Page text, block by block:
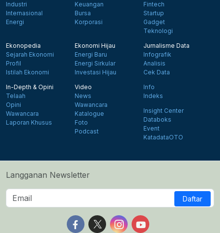
Industri
Internasional
Energi
Keuangan
Bursa
Korporasi
Fintech
Startup
Gadget
Teknologi
Ekonopedia
Sejarah Ekonomi
Profil
Istilah Ekonomi
Ekonomi Hijau
Energi Baru
Energi Sirkular
Investasi Hijau
Jurnalisme Data
Infografik
Analisis
Cek Data
In-Depth & Opini
Telaah
Opini
Wawancara
Laporan Khusus
Video
News
Wawancara
Katalogue
Foto
Podcast
Info
Indeks
Insight Center
Databoks
Event
KatadataOTO
Langganan Newsletter
Daftar
Follow us on Facebook
Follow us on X
Follow us on Instagram
Follow us on